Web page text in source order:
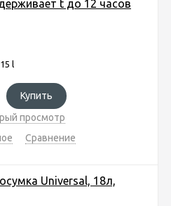
t до 12 часов
15 l
Купить
просмотр
Сравнение
Universal, 18л,